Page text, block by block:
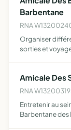
Barbentane
RNA
Organiser
sorties et
Amicale Des
RNA
Entretenir au
Barbentane des